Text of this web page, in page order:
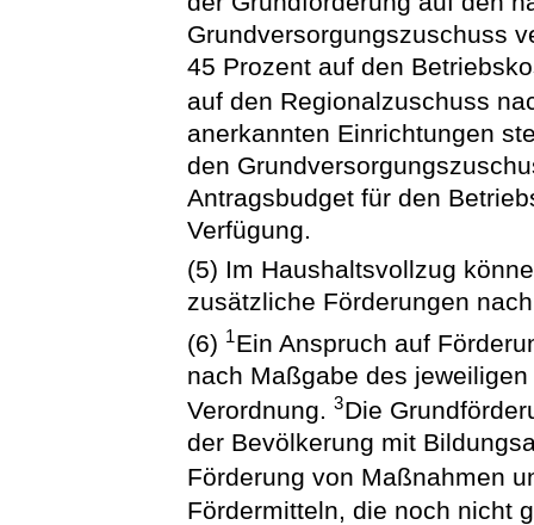
Grundversorgungszuschuss
45 Prozent auf den
auf den Regionalzuschuss
anerkannten Einrichtungen
den
Antragsbudget für den
Verfügung.
(5) Im Haushaltsvollzug
zusätzliche Förderungen
(6) 1Ein Anspruch auf
nach Maßgabe des
Verordnung.3Die
der Bevölkerung mit
Förderung von Maßnahmen
Fördermitteln, die noch nicht